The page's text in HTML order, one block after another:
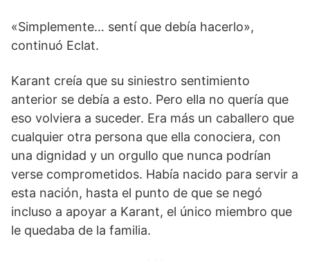
«Simplemente… sentí que debía hacerlo»,
continuó Eclat.
Karant creía que su siniestro sentimiento
anterior se debía a esto. Pero ella no quería que
eso volviera a suceder. Era más un caballero que
cualquier otra persona que ella conociera, con
una dignidad y un orgullo que nunca podrían
verse comprometidos. Había nacido para servir a
esta nación, hasta el punto de que se negó
incluso a apoyar a Karant, el único miembro que
le quedaba de la familia.